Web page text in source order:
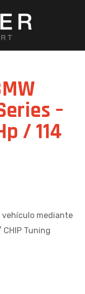
–
/ 114
vehículo mediante
Tuning